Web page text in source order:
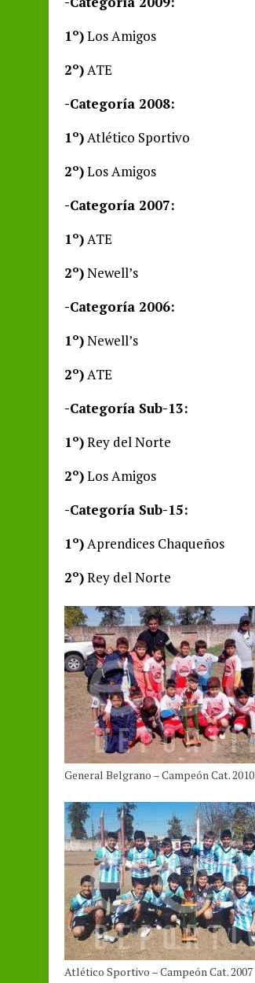
1º)Los Amigos
2º)ATE
-Categoría 2008:
1º)Atlético Sportivo
2º)Los Amigos
-Categoría 2007:
1º)ATE
2º)Newell’s
-Categoría 2006:
1º)Newell’s
2º)ATE
-Categoría Sub-13:
1º)Rey del Norte
2º)Los Amigos
-Categoría Sub-15:
1º)Aprendices Chaqueños
2º)Rey del Norte
General Belgrano – Campeón Cat. 2010
Atlético Sportivo – Campeón Cat. 2007